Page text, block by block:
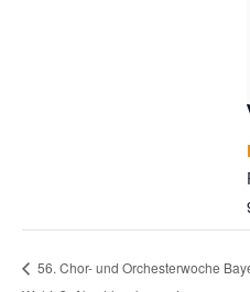
56. Chor- und Orchesterwoche